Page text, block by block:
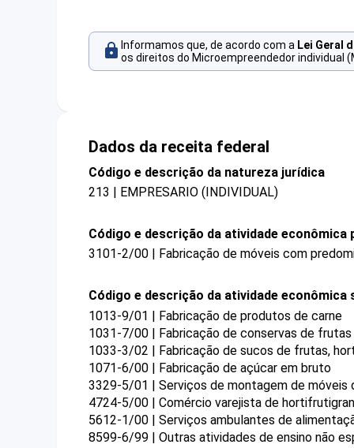
Informamos que, de acordo com a Lei Geral
os direitos do Microempreendedor individual
Dados da receita federal
Código e descrição da natureza jurídica
213 | EMPRESARIO (INDIVIDUAL)
Código e descrição da atividade econômica
3101-2/00 | Fabricação de móveis com
Código e descrição da atividade econômica
1013-9/01 | Fabricação de produtos de carne
1031-7/00 | Fabricação de conservas de frutas
1033-3/02 | Fabricação de sucos de frutas,
1071-6/00 | Fabricação de açúcar em bruto
3329-5/01 | Serviços de montagem de móveis
4724-5/00 | Comércio varejista de
5612-1/00 | Serviços ambulantes de
8599-6/99 | Outras atividades de ensino não